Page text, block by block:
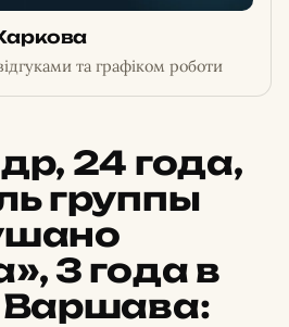
та графіком роботи
24 года,
группы
3 года в